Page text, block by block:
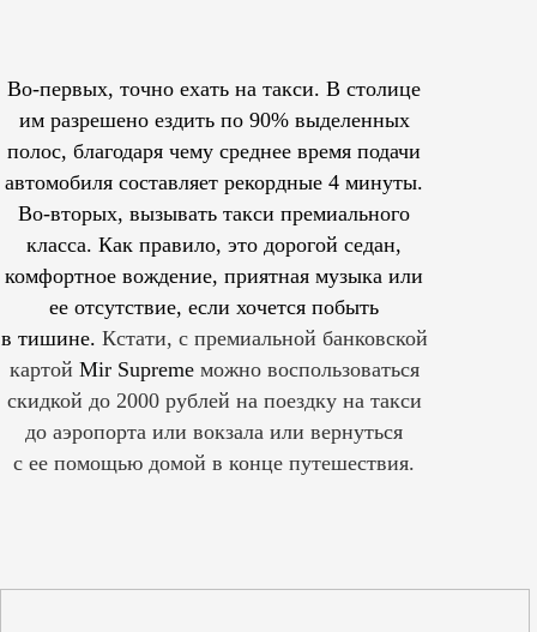
Во-первых, точно ехать на такси. В столице
им разрешеноездить по 90% выделенных
полос, благодаря чему среднее время подачи
автомобиля составляет рекордные 4 минуты.
Во-вторых, вызывать такси премиального
класса. Как правило, это дорогой седан,
комфортное вождение, приятная музыка или
ее отсутствие, если хочется побыть
в тишине. Кстати, с премиальной банковской
картой Mir Supreme можно воспользоваться
скидкой до 2000 рублей на поездку на такси
до аэропорта или вокзала или вернуться
с ее помощью домой в конце путешествия.